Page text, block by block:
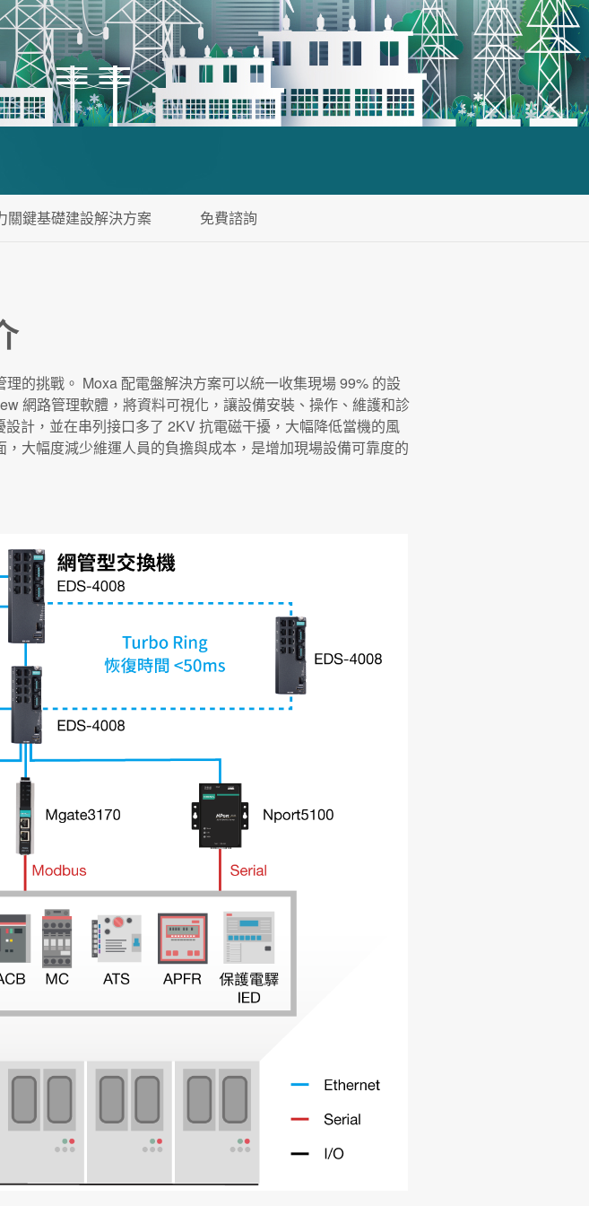
關鍵基礎建設解決方案 免費諮詢
的挑戰。 Moxa 配電盤解決方案可以統一收集現場 99% 的設
網路管理軟體，將資料可視化，讓設備安裝、操作、維護和診
計，並在串列接口多了 2KV 抗電磁干擾，大幅降低當機的風
大幅度減少維運人員的負擔與成本，是增加現場設備可靠度的